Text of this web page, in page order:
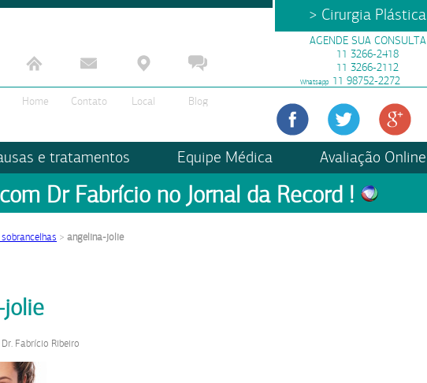
> Cirurgia Plástica
Home Contato Local Blog
AGENDE SUA CONSULTA
11 3266-2418
11 3266-2112
Whatsapp 11 98752-2272
e tratamentos Equipe Médica Avaliação Online
Dr Fabrício no Jornal da Record !
> angelina-jolie
Dr. Fabrício Ribeiro